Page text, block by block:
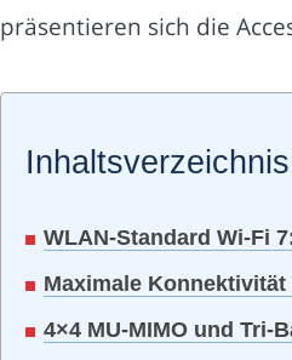
präsentieren sich die
WLAN-Standard Wi-Fi
Maximale
4×4 MU-MIMO und Tri-